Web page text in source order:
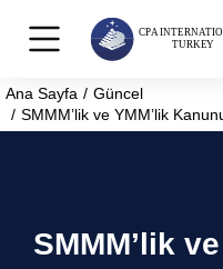
You are here:
Ana Sayfa
Güncel
SMMM’lik ve YMM’lik
SMMM’lik